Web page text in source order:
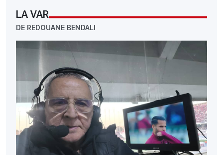
LA VAR
DE REDOUANE BENDALI